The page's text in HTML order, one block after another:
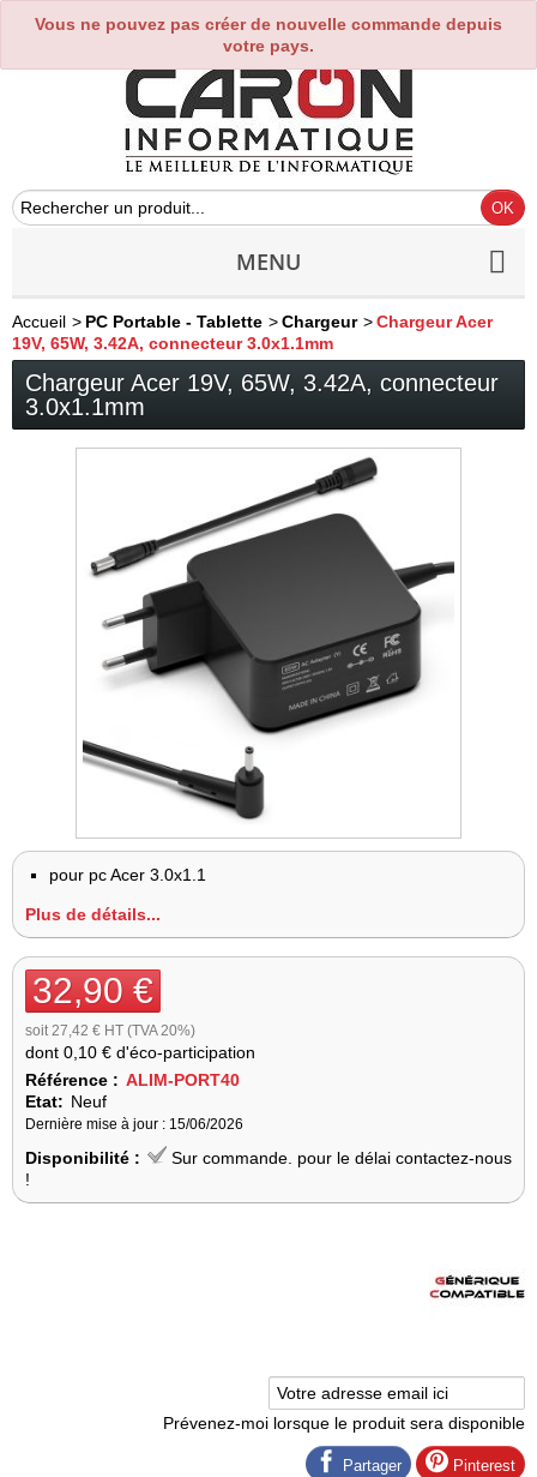
Vous ne pouvez pas créer de nouvelle commande depuis
votre pays.
0
MENU
Accueil > PC Portable - Tablette >Chargeur >Chargeur Acer
19V, 65W, 3.42A, connecteur 3.0x1.1mm
Chargeur Acer 19V, 65W, 3.42A, connecteur
3.0x1.1mm
pour pc Acer 3.0x1.1
Plus de détails...
32,90 €
soit 27,42 € HT (TVA 20%)
dont 0,10 € d'éco-participation
Référence : ALIM-PORT40
Etat: Neuf
Dernière mise à jour : 15/06/2026
Disponibilité :
Sur commande. pour le délai contactez-nous
!
Prévenez-moi lorsque le produit sera disponible
Partager Pinterest